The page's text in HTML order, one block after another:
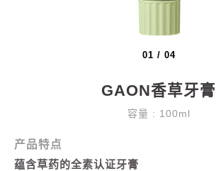
01 / 04
GAON香草牙膏
容量 : 100ml
产品特点
蕴含草药的全素认证牙膏